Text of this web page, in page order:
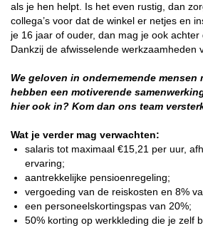
als je hen helpt. Is het even rustig, dan
collega’s voor dat de winkel er netjes en
je 16 jaar of ouder, dan mag je ook achter
Dankzij de afwisselende werkzaamheden
We geloven in ondernemende mensen
hebben een motiverende
hier ook in? Kom dan ons team
Wat je verder mag verwachten:
salaris tot maximaal €15,21 per uur,
ervaring;
aantrekkelijke pensioenregeling;
vergoeding van de reiskosten en 8%
een personeelskortingspas van 20%;
50% korting op werkkleding die je zelf